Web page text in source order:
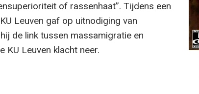
of rassenhaat”. Tijdens een
Leuven gaf op uitnodiging van
de link tussen massamigratie en
KU Leuven klacht neer.